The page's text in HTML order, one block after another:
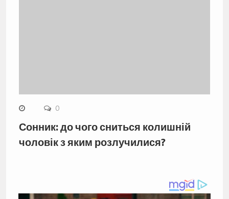
0
Сонник: до чого сниться колишній
чоловік з яким розлучилися?